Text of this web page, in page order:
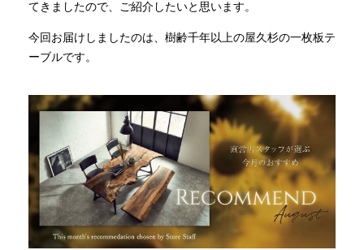
新入荷情報
INFORMATION
MOKUBA CHANNEL
よくあるご質問
てきましたので、ご紹介したいと思います。
今回お届けしましたのは、樹齢千年以上の屋久杉の一枚板テ
ーブルです。